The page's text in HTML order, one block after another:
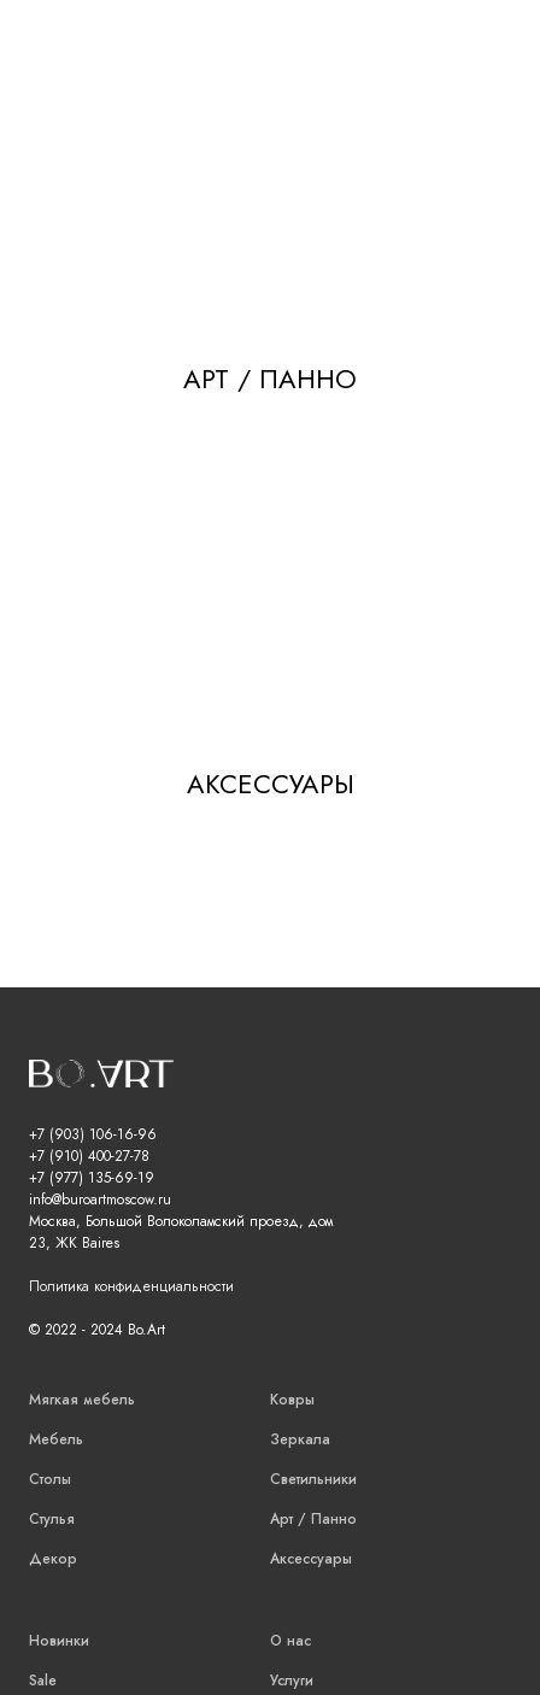
АРТ / ПАННО
АКСЕССУАРЫ
+7 (903) 106-16-96
+7 (910) 400-27-78
+7 (977) 135-69-19
info@buroartmoscow.ru
Москва, Большой Волоколамский проезд, дом
23, ЖК Baires
Политика конфиденциальности
© 2022 - 2024 Bo.Art
Мягкая мебель
Мебель
Столы
Стулья
Декор
Ковры
Зеркала
Светильники
Арт / Панно
Аксессуары
Новинки
Sale
О нас
Услуги